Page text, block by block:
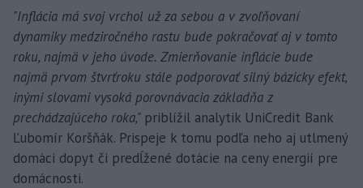
"Inflácia má svoj vrchol už za sebou a v zvoľňovaní
dynamiky medziročného rastu bude pokračovať aj v tomto
roku, najmä v jeho úvode. Zmierňovanie inflácie bude
najmä prvom štvrťroku stále podporovať silný bázicky efekt,
inými slovami vysoká porovnávacia základňa z
prechádzajúceho roka," priblížil analytik UniCredit Bank
Ľubomír Koršňák. Prispeje k tomu podľa neho aj utlmený
domáci dopyt či predĺžené dotácie na ceny energií pre
domácnosti.